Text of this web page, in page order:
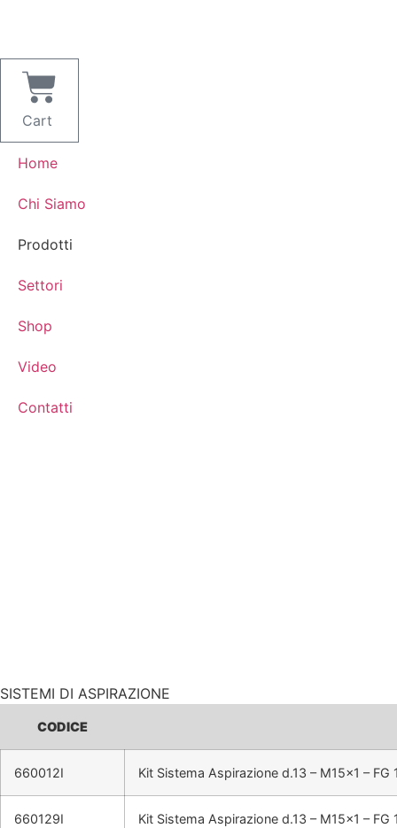
Cart
Home
Chi Siamo
Prodotti
Settori
Shop
Video
Contatti
SISTEMI DI ASPIRAZIONE
CODICE
660012I Kit Sistema Aspirazione d.13 – M15x1 – FG
660129I Kit Sistema Aspirazione d.13 – M15x1 – FG